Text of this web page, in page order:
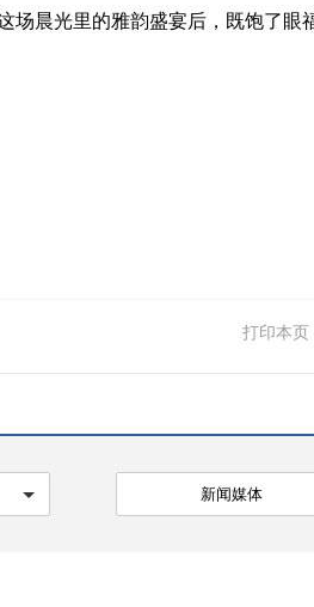
晨光里的雅韵盛宴后，既饱了眼
打印本页
新闻媒体